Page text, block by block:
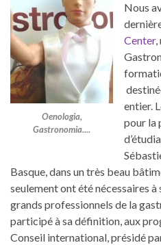
Oenologia,
Gastronomia....
Nous
Center,
entier.
pour la
Basque, dans un très beau
seulement ont été nécessaires
grands professionnels de la
participé à sa définition, aux
Conseil international, présidé